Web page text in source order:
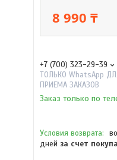
8 990 ₸
+7 (700) 323-29-39
ТОЛЬКО WhatsApp
ПРИЕМА ЗАКАЗОВ
Заказ только по
дней за счет